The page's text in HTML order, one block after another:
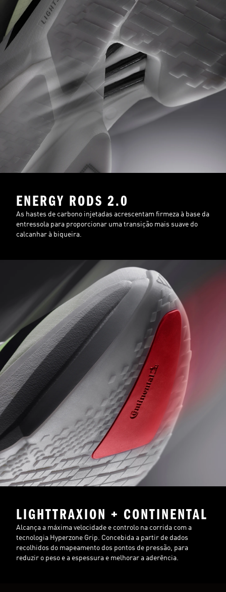
ENERGY RODS 2.0
As hastes de carbono injetadas acrescentam firmeza à base da
entressola para proporcionar uma transição mais suave do
calcanhar à biqueira.
LIGHTTRAXION + CONTINENTAL
Alcança a máxima velocidade e controlo na corrida com a
tecnologia Hyperzone Grip. Concebida a partir de dados
recolhidos do mapeamento dos pontos de pressão, para
reduzir o peso e a espessura e melhorar a aderência.